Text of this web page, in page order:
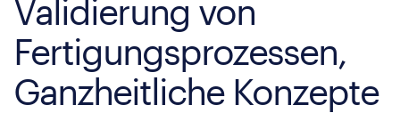
Validierung von
Fertigungsprozessen,
Ganzheitliche Konzepte